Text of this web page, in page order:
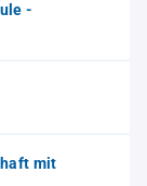
-
mit